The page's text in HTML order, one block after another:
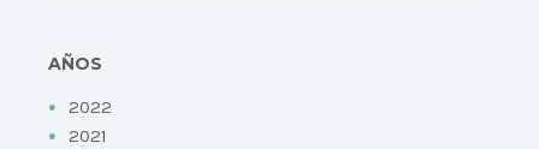
AÑOS
2022
2021